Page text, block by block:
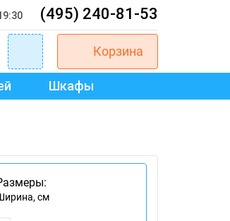
(495) 240-81-53
Корзина
Шкафы
см